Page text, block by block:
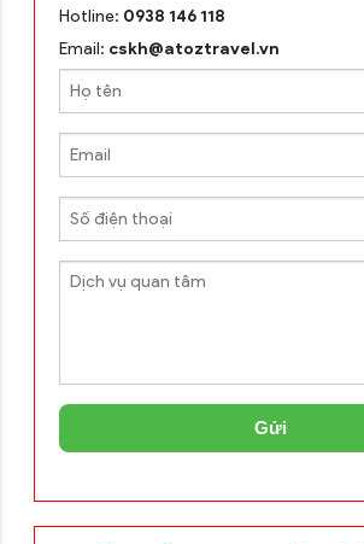
Hotline: 0938 146 118
Email: cskh@atoztravel.vn
Gửi